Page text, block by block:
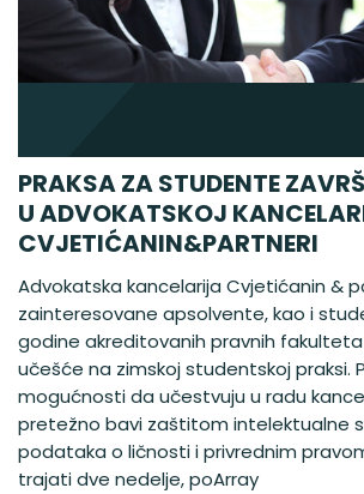
PRAKSA ZA STUDENTE
U ADVOKATSKOJ
CVJETIĆANIN&PARTNERI
Advokatska kancelarija Cvjetićanin &
zainteresovane apsolvente, kao i
godine akreditovanih pravnih
učešće na zimskoj studentskoj praksi.
mogućnosti da učestvuju u radu
pretežno bavi zaštitom intelektualne
podataka o ličnosti i privrednim
trajati dve nedelje, poArray